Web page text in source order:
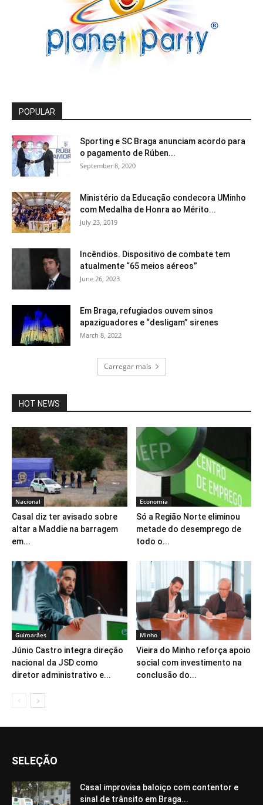
POPULAR
Sporting e SC Braga anunciam acordo para
o pagamento de Rúben...
September 8, 2020
Ministério da Educação condecora UMinho
com Medalha de Honra ao Mérito...
July 23, 2019
Incêndios. Dispositivo de combate tem
atualmente “65 meios aéreos”
June 26, 2023
Em Braga, refugiados ouvem sinos
apaziguadores e “desligam” sirenes
March 8, 2022
Carregar mais
HOT NEWS
Nacional
Casal diz ter avisado sobre
altar a Maddie na barragem
em...
Economia
Só a Região Norte eliminou
metade do desemprego de
todo o...
Guimarães
Júnio Castro integra direção
nacional da JSD como
diretor administrativo e...
Minho
Vieira do Minho reforça apoio
social com investimento na
conclusão do...
SELEÇÃO
Casal improvisa baloiço com contentor e
sinal de trânsito em Braga...